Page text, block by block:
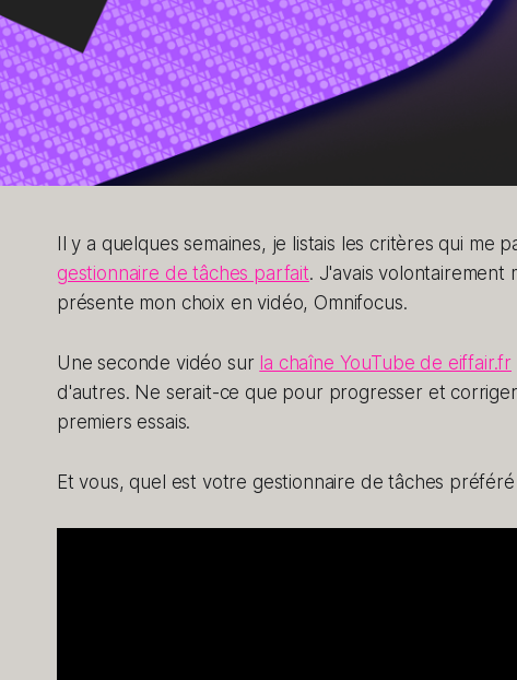
Il y a quelques semaines, je listais les critères qui me
gestionnaire de tâches parfait. J'avais volontairement
présente mon choix en vidéo, Omnifocus.
Une seconde vidéo sur la chaîne YouTube de eiffair.fr
d'autres. Ne serait-ce que pour progresser et
premiers essais.
Et vous, quel est votre gestionnaire de tâches